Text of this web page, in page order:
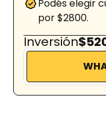
Podés elegir
por $2800.
Inversión